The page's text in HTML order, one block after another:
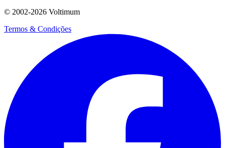
© 2002-2026 Voltimum
Termos & Condições